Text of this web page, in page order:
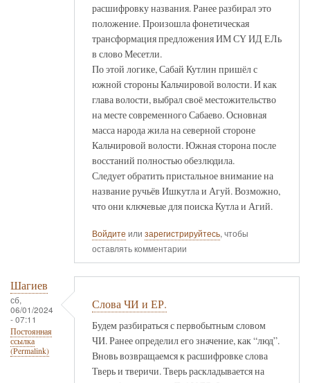
расшифровку названия. Ранее разбирал это
положение. Произошла фонетическая
трансформация предложения ИМ СҮ ИД ЕЛь
в слово Месетли.
По этой логике, Сабай Кутлин пришёл с
южной стороны Кальчировой волости. И как
глава волости, выбрал своё местожительство
на месте современного Сабаево. Основная
масса народа жила на северной стороне
Кальчировой волости. Южная сторона после
восстаний полностью обезлюдила.
Следует обратить пристальное внимание на
название ручьёв Ишкутла и Агуй. Возможно,
что они ключевые для поиска Кутла и Агий.
Войдите или зарегистрируйтесь, чтобы
оставлять комментарии
Шагиев
сб,
06/01/2024
- 07:11
Постоянная
ссылка
(Permalink)
Слова ЧИ и ЕР.
Будем разбираться с первобытным словом
ЧИ. Ранее определил его значение, как “люд”.
Вновь возвращаемся к расшифровке слова
Тверь и тверичи. Тверь раскладывается на